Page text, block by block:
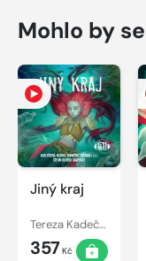
Mohlo by
Jiný kraj
Tereza Kadečková, Tereza Matoušková
357Kč